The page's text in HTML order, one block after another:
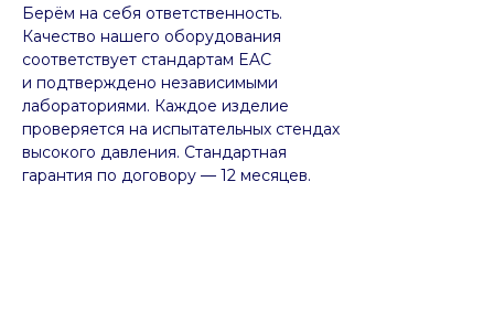
Берём на себя ответственность.
Качество нашего оборудования
соответствует стандартам EAC
и подтверждено независимыми
лабораториями. Каждое изделие
проверяется на испытательных стендах
высокого давления. Стандартная
гарантия по договору — 12 месяцев.